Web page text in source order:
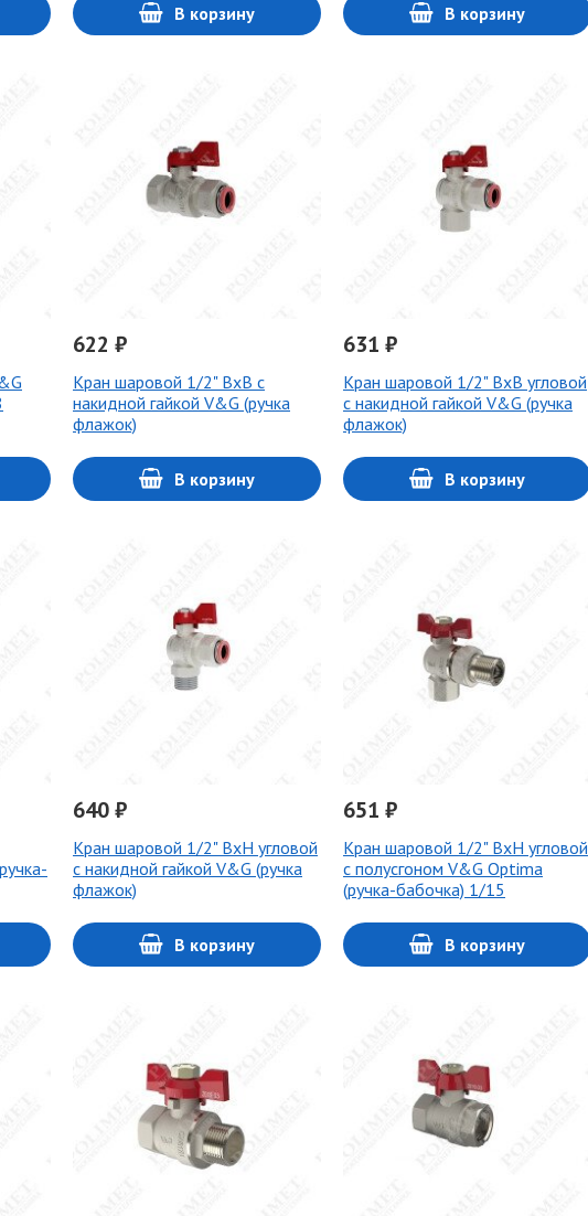
В корзину В корзину
622 ₽
Кран шаровой 1/2" ВхВ с
накидной гайкой V&G (ручка
флажок)
В корзину
631 ₽
Кран шаровой 1/2" ВхВ угловой
с накидной гайкой V&G (ручка
флажок)
В корзину
640 ₽
Кран шаровой 1/2" ВхН угловой
с накидной гайкой V&G (ручка
флажок)
В корзину
651 ₽
Кран шаровой 1/2" ВхН угловой
с полусгоном V&G Optima
(ручка-бабочка) 1/15
В корзину